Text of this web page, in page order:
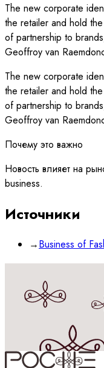
The new corporate
the retailer and hold
of partnership to
Geoffroy van
The new corporate
the retailer and hold
of partnership to
Geoffroy van
Почему это важно
Новость влияет на
business.
Источники
→Business of
Принимаюполитику